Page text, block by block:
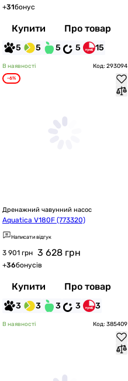
+31бонус
Купити Про товар
5 5 5 5 15
В наявності Код: 293094
-6%
Дренажний чавунний насос
Aquatica V180F (773320)
Написати відгук
3 901 грн 3 628 грн
+36бонусів
Купити Про товар
3 3 3 3 3
В наявності Код: 385409